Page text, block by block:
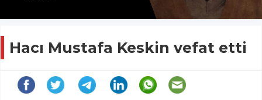
Hacı Mustafa Keskin vefat etti